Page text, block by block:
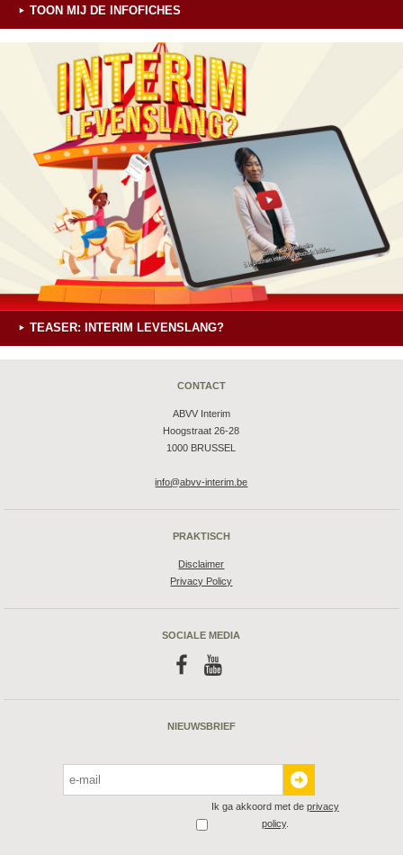
TOON MIJ DE INFOFICHES
TEASER: INTERIM LEVENSLANG?
CONTACT
ABVV Interim
Hoogstraat 26-28
1000 BRUSSEL
info@abvv-interim.be
PRAKTISCH
Disclaimer
Privacy Policy
SOCIALE MEDIA
f y
NIEUWSBRIEF
Ik ga akkoord met de privacy
policy.